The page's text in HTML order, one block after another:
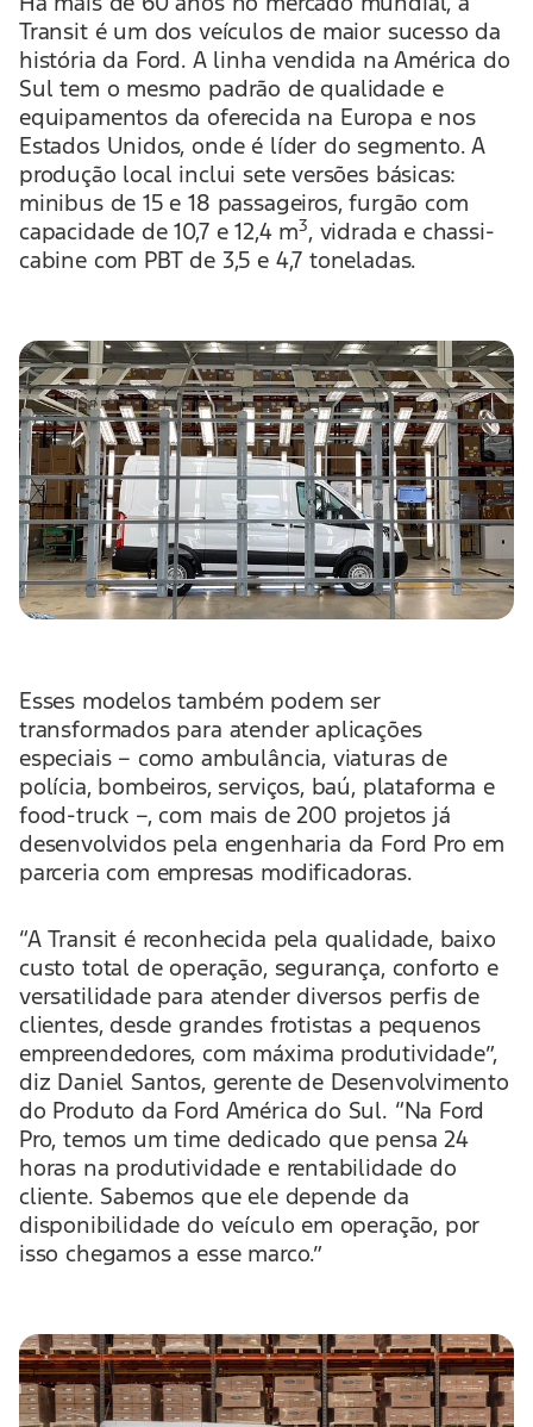
Transit é um dos veículos de maior sucesso da
história da Ford. A linha vendida na América do
Sul tem o mesmo padrão de qualidade e
equipamentos da oferecida na Europa e nos
Estados Unidos, onde é líder do segmento. A
produção local inclui sete versões básicas:
minibus de 15 e 18 passageiros, furgão com
capacidade de 10,7 e 12,4 m3, vidrada e chassi-
cabine com PBT de 3,5 e 4,7 toneladas.
Esses modelos também podem ser
transformados para atender aplicações
especiais – como ambulância, viaturas de
polícia, bombeiros, serviços, baú, plataforma e
food-truck –, com mais de 200 projetos já
desenvolvidos pela engenharia da Ford Pro em
parceria com empresas modificadoras.
“A Transit é reconhecida pela qualidade, baixo
custo total de operação, segurança, conforto e
versatilidade para atender diversos perfis de
clientes, desde grandes frotistas a pequenos
empreendedores, com máxima produtividade”,
diz Daniel Santos, gerente de Desenvolvimento
do Produto da Ford América do Sul. “Na Ford
Pro, temos um time dedicado que pensa 24
horas na produtividade e rentabilidade do
cliente. Sabemos que ele depende da
disponibilidade do veículo em operação, por
isso chegamos a esse marco.”